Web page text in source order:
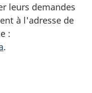
leurs demandes
à l'adresse de
:
.